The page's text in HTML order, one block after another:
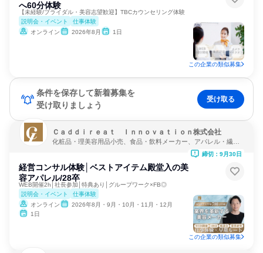
へ60分体験
【未経験/ブライダル・美容志望歓迎】TBCカウンセリング体験
説明会・イベント
仕事体験
オンライン
2026年8月 1日
この企業の類似募集
条件を保存して新着募集を
受け取りましょう
受け取る
Ｃａｄｄｉｒｅａｔ Ｉｎｎｏｖａｔｉｏｎ株式会社
化粧品・理美容用品小売、食品・飲料メーカー、アパレル・繊
経営コンサル体験│ベストアイテム殿堂入の美
容アパレル/28卒
WEB開催2h│社長参加│特典あり│グループワーク×FB◎
説明会・イベント
仕事体験
オンライン
2026年8月・9月・10月・11月・12月
1日
締切：9月30日
この企業の類似募集